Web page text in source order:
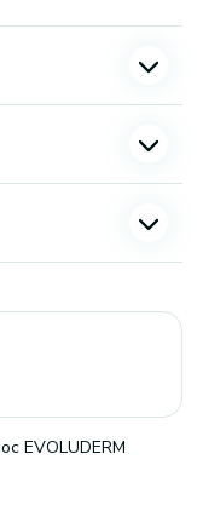
EVOLUDERM